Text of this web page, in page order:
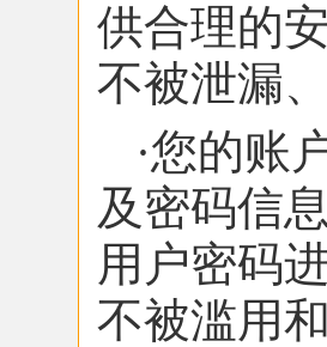
供合理的
不被泄漏
·您的账
及密码信
用户密码
不被滥用